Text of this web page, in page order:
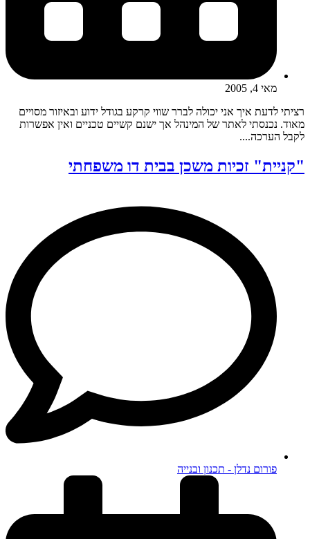
מאי 4, 2005
רציתי לדעת איך אני יכולה לברר שווי קרקע בגודל ידוע ובאיזור מסויים
מאוד. נכנסתי לאתר של המינהל אך ישנם קשיים טכניים ואין אפשרות
לקבל הערכה....
"קניית" זכיות משכן בבית דו משפחתי
פורום נדלן - תכנון ובנייה